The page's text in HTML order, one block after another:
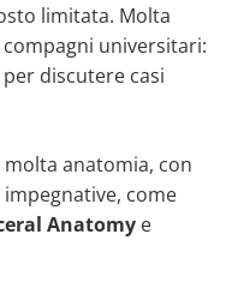
limitata. Molta
universitari:
discutere casi
molta anatomia, con
come
Anatomy e